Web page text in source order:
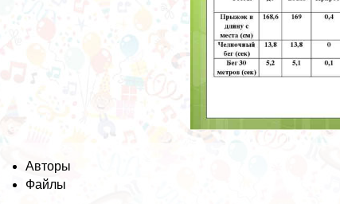
Авторы
Файлы